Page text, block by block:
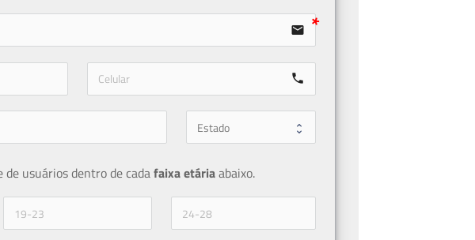
email
icon-phone call
de usuários dentro de cada faixa etária abaixo.